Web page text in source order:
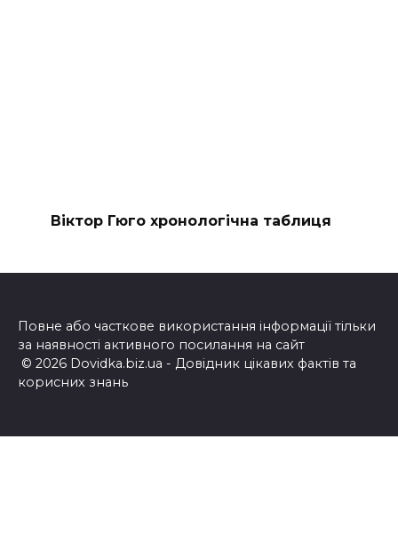
Віктор Гюго хронологічна таблиця
Повне або часткове використання інформації тільки
за наявності активного посилання на сайт
© 2026 Dovidka.biz.ua - Довідник цікавих фактів та
корисних знань